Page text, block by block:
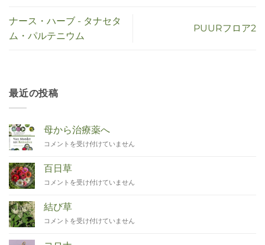
ナース・ハーブ - タナセタ
ム・パルテニウム
PUURフロア2
最近の投稿
母から治療薬へ
Van
tot
Remedies
は
コメントを受け付けていません
百日草
Zinnia
コメントを受け付けていません
結び草
Duizendknoop
コメントを受け付けていません